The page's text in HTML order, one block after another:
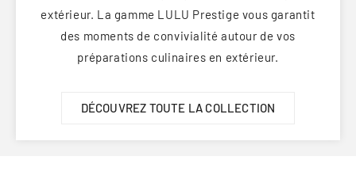
extérieur. La gamme LULU Prestige vous garantit
des moments de convivialité autour de vos
préparations culinaires en extérieur.
DÉCOUVREZ TOUTE LA COLLECTION